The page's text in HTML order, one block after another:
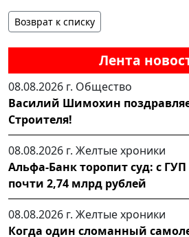
Лента
08.08.2026 г. Общество
Василий Шимохин
Строителя!
08.08.2026 г. Желтые хроники
Альфа-Банк торопит суд: с
почти 2,74 млрд рублей
08.08.2026 г. Желтые хроники
Когда один сломанный
Возврат к списку